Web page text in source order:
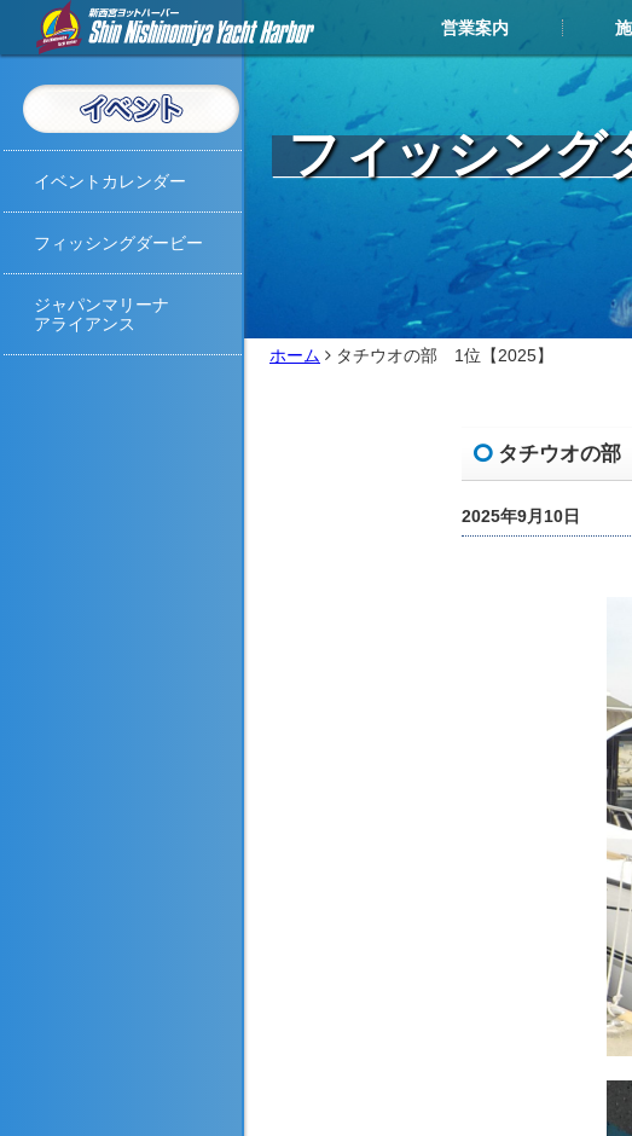
営業案内
施設案
施設案
ボート
フィッシング
ホーム タチウオの部 1位【2025】
タチウオの部
2025年9月10日
イベントカレンダー
フィッシングダービー
ジャパンマリーナ
アライアンス